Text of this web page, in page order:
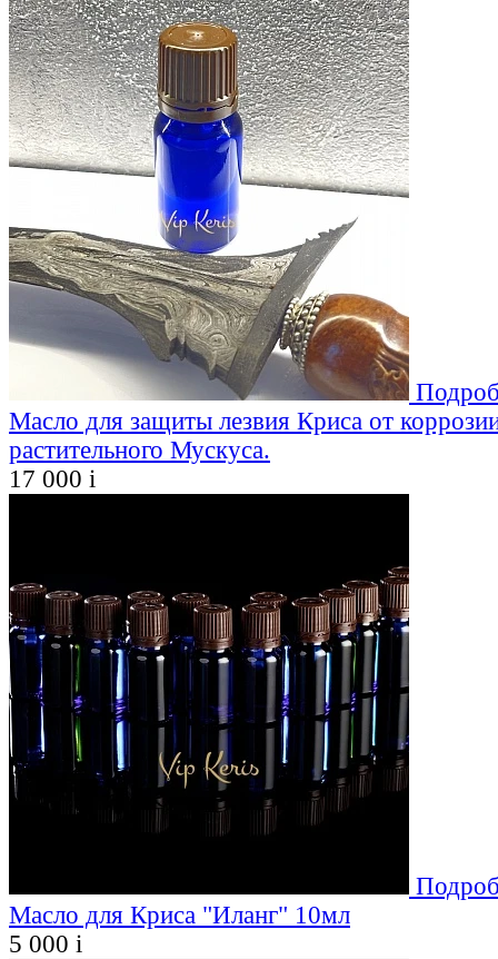
Масло для защиты лезвия Криса от
растительного Мускуса.
17 000 i
Масло для Криса "Иланг" 10мл
5 000 i